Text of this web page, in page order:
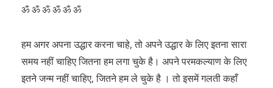
ॐ ॐ ॐ ॐ ॐ ॐ
हम अगर अपना उद्धार करना चाहे, तो अपने उद्धार के लिए इतना सारा
समय नहीं चाहिए जितना हम लगा चुके है। अपने परमकल्याण के लिए
इतने जन्म नहीं चाहिए, जितने हम ले चुके है । तो इसमें गलती कहाँ